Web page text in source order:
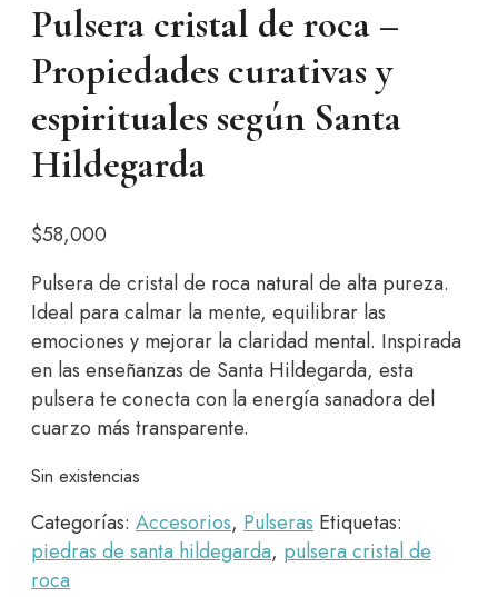
Pulsera cristal de roca –
Propiedades curativas y
espirituales según Santa
Hildegarda
$58,000
Pulsera de cristal de roca natural de alta pureza.
Ideal para calmar la mente, equilibrar las
emociones y mejorar la claridad mental. Inspirada
en las enseñanzas de Santa Hildegarda, esta
pulsera te conecta con la energía sanadora del
cuarzo más transparente.
Sin existencias
Categorías: Accesorios, Pulseras Etiquetas:
piedras de santa hildegarda, pulsera cristal de
roca